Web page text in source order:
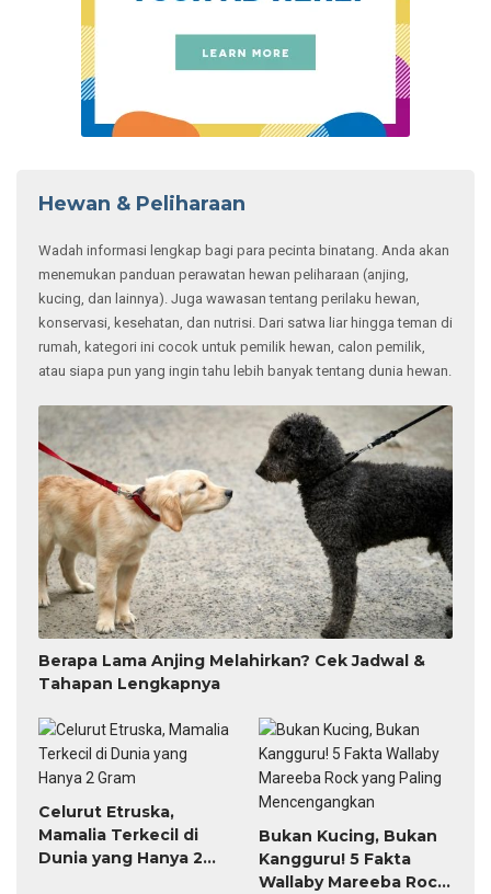
Hewan & Peliharaan
Wadah informasi lengkap bagi para pecinta binatang. Anda akan
menemukan panduan perawatan hewan peliharaan (anjing,
kucing, dan lainnya). Juga wawasan tentang perilaku hewan,
konservasi, kesehatan, dan nutrisi. Dari satwa liar hingga teman di
rumah, kategori ini cocok untuk pemilik hewan, calon pemilik,
atau siapa pun yang ingin tahu lebih banyak tentang dunia hewan.
Berapa Lama Anjing Melahirkan? Cek Jadwal &
Tahapan Lengkapnya
Celurut Etruska,
Mamalia Terkecil di
Dunia yang Hanya 2
Bukan Kucing, Bukan
Kangguru! 5 Fakta
Wallaby Mareeba Rock